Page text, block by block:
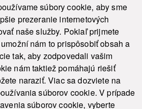
súbory cookie, aby sme
prezeranie internetových
naše služby. Pokiaľ prijmete
nám to prispôsobiť obsah a
tak, aby zodpovedali vašim
nám taktiež pomáhajú riešiť
naraziť. Viac sa dozviete na
súborov cookie. V prípade
súborov cookie, vyberte
Odoslať
vyhradené. Ochrana osobných údajov